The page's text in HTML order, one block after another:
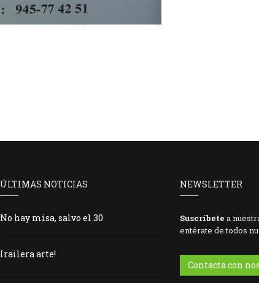
ÚLTIMAS NOTICIAS
No hay misa, salvo el 30
Irailera arte!
NEWSLETTER
Suscríbete a
entérate de todos
Contacta con